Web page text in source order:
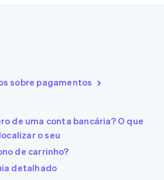
sobre pagamentos
de uma conta bancária? O que
o seu
de carrinho?
detalhado
文